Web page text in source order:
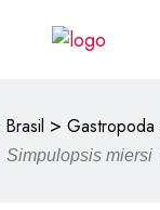
> Gastropoda
Simpulopsis miersi